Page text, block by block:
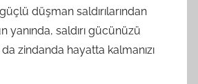
düşman saldırılarından
yanında, saldırı gücünüzü
zindanda hayatta kalmanızı